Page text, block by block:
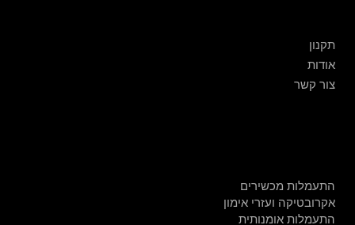
תקנון
אודות
צור קשר
התעמלות מכשירים
אקרובטיקה ועזרי אימון
התעמלות אומנותית